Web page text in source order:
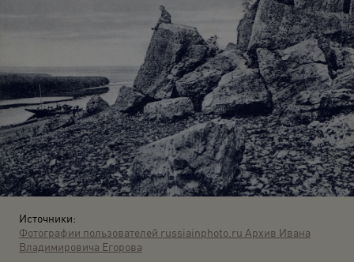
Источники:
Фотографии пользователей russiainphoto.ru Архив Ивана
Владимировича Егорова